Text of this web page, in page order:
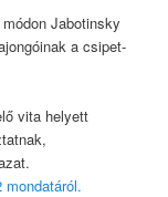
Jabotinsky
a csipet-
vita helyett